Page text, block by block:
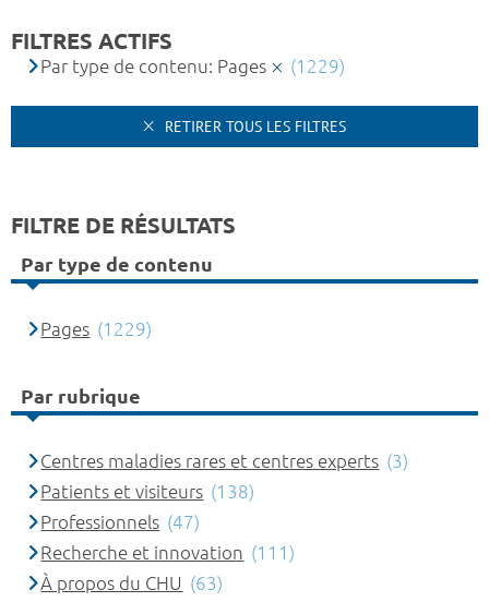
FILTRES ACTIFS
Par type de contenu: Pages (1229)
RETIRER TOUS LES FILTRES
FILTRE DE RÉSULTATS
Par type de contenu
Pages (1229)
Par rubrique
Centres maladies rares et centres experts (3)
Patients et visiteurs (138)
Professionnels (47)
Recherche et innovation (111)
À propos du CHU (63)